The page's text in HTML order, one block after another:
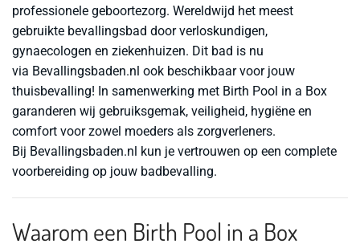
professionele geboortezorg. Wereldwijd het meest
gebruikte bevallingsbad door verloskundigen,
gynaecologen en ziekenhuizen. Dit bad is nu
via Bevallingsbaden.nl ook beschikbaar voor jouw
thuisbevalling! In samenwerking met Birth Pool in a Box
garanderen wij gebruiksgemak, veiligheid, hygiëne en
comfort voor zowel moeders als zorgverleners.
Bij Bevallingsbaden.nl kun je vertrouwen op een complete
voorbereiding op jouw badbevalling.
Waarom een Birth Pool in a Box